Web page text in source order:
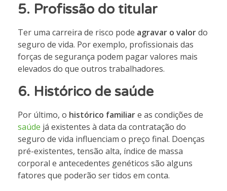
5. Profissão do titular
Ter uma carreira de risco pode agravar o valordo
seguro de vida. Por exemplo, profissionais das
forças de segurança podem pagar valores mais
elevados do que outros trabalhadores.
6. Histórico de saúde
Por último, o histórico familiare as condições de
saúde já existentes à data da contratação do
seguro de vida influenciam o preço final. Doenças
pré-existentes, tensão alta, índice de massa
corporal e antecedentes genéticos são alguns
fatores que poderão ser tidos em conta.